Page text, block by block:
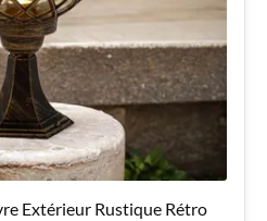
Extérieur Rustique Rétro